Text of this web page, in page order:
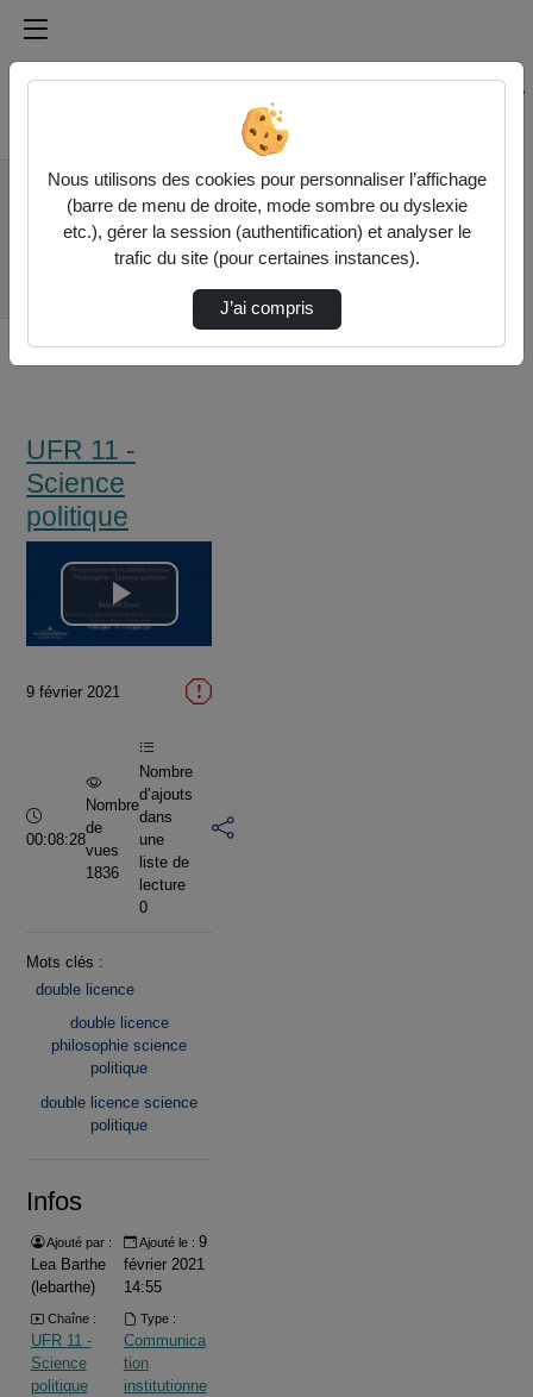
Médiathèque de l'université Paris
Rechercher un média sur Médiathèque de l'université
Accueil
UFR 11 - Science
politique
Présentation De La
UFR 11 -
Science
politique
Lire
vidéo
9 février 2021
Durée :
00:08:28
Nombre
de
vues
1836
Nombre
d’ajouts
dans
une
liste de
lecture
0
Mots clés :
double licence
double licence
philosophie science
politique
double licence science
politique
Infos
Ajouté par :
Lea Barthe
(lebarthe)
Ajouté le : 9
février 2021
14:55
Chaîne :
UFR 11 -
Science
politique
Type :
Communica
tion
institutionne
Nous utilisons des cookies pour personnaliser l’affichage
(barre de menu de droite, mode sombre ou dyslexie
etc.), gérer la session (authentification) et analyser le
trafic du site (pour certaines instances).
J’ai compris